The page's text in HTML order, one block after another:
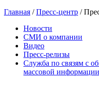
Главная /Пресс-центр /
Новости
СМИ о компании
Видео
Пресс-релизы
Служба по связям с
массовой информации